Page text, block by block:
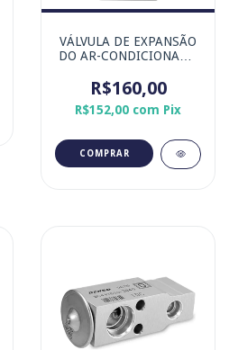
VÁLVULA DE EXPANSÃO
DO AR-CONDICIONADO
MARACA ORIGINAL
DENSO
R$160,00
R$152,00 com Pix